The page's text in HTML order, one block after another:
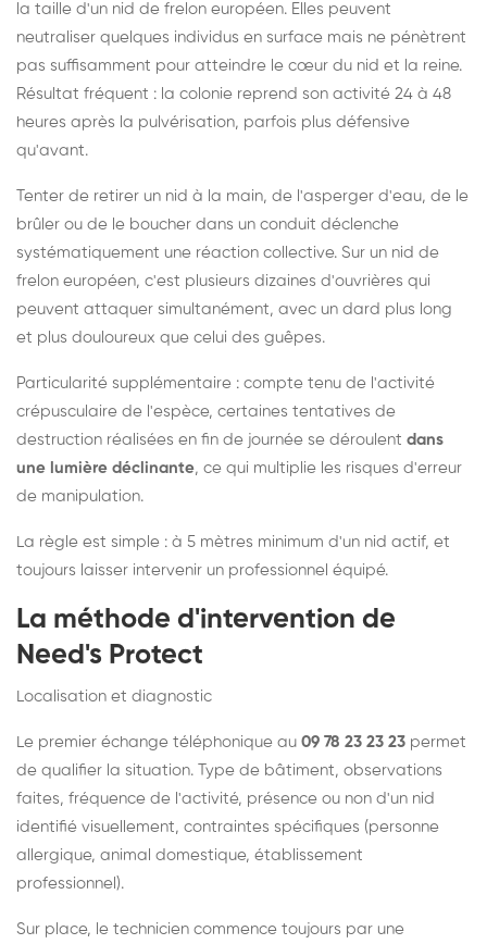
la taille d'un nid de frelon européen. Elles peuvent
neutraliser quelques individus en surface mais ne pénètrent
pas suffisamment pour atteindre le cœur du nid et la reine.
Résultat fréquent : la colonie reprend son activité 24 à 48
heures après la pulvérisation, parfois plus défensive
qu'avant.
Tenter de retirer un nid à la main, de l'asperger d'eau, de le
brûler ou de le boucher dans un conduit déclenche
systématiquement une réaction collective. Sur un nid de
frelon européen, c'est plusieurs dizaines d'ouvrières qui
peuvent attaquer simultanément, avec un dard plus long
et plus douloureux que celui des guêpes.
Particularité supplémentaire : compte tenu de l'activité
crépusculaire de l'espèce, certaines tentatives de
destruction réalisées en fin de journée se déroulent dans
une lumière déclinante, ce qui multiplie les risques d'erreur
de manipulation.
La règle est simple : à 5 mètres minimum d'un nid actif, et
toujours laisser intervenir un professionnel équipé.
La méthode d'intervention de
Need's Protect
Localisation et diagnostic
Le premier échange téléphonique au 09 78 23 23 23 permet
de qualifier la situation. Type de bâtiment, observations
faites, fréquence de l'activité, présence ou non d'un nid
identifié visuellement, contraintes spécifiques (personne
allergique, animal domestique, établissement
professionnel).
Sur place, le technicien commence toujours par une